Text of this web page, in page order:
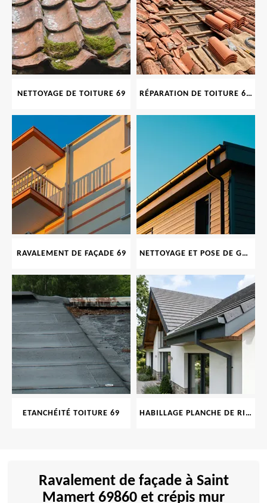
NETTOYAGE DE TOITURE 69 RÉPARATION DE TOITURE 69 RHONE, TUILES CASSÉES OU ABIMÉES
RAVALEMENT DE FAÇADE 69 NETTOYAGE ET POSE DE GOUTTIÈRE 69
ETANCHÉITÉ TOITURE 69 HABILLAGE PLANCHE DE RIVE 69
Ravalement de façade à Saint
Mamert 69860 et crépis mur